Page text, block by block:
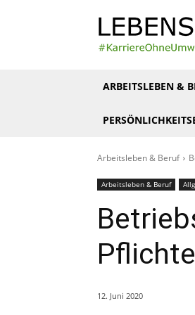
ARBEITSLEBEN &
Arbeitsleben & Beruf
Arbeitsleben & Beruf
12. Juni 2020